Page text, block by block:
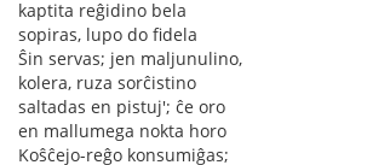
kaptita reĝidino bela
sopiras, lupo do fidela
Ŝin servas; jen maljunulino,
kolera, ruza sorĉistino
saltadas en pistuj'; ĉe oro
en mallumega nokta horo
Koŝĉejo-reĝo konsumiĝas;